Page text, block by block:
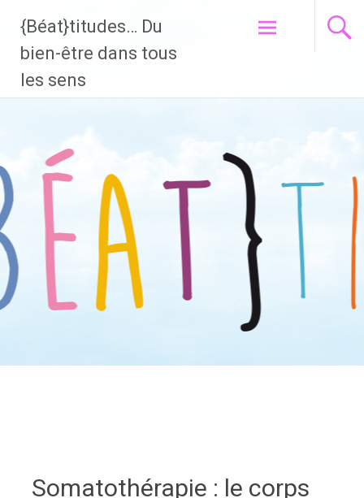
{Béat}titudes… Du
bien-être dans tous
les sens
Somatothérapie : le corps